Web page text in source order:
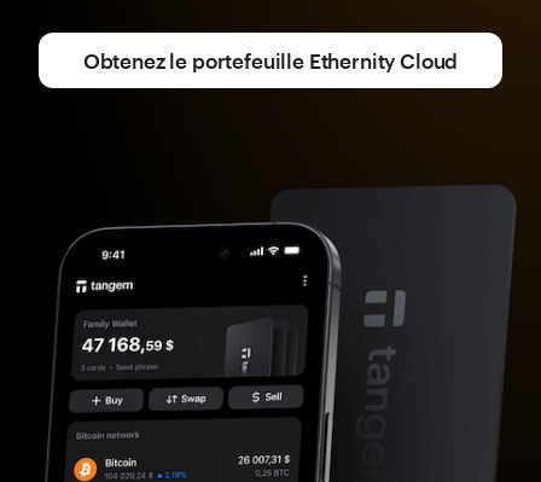
Obtenez le portefeuille Ethernity Cloud